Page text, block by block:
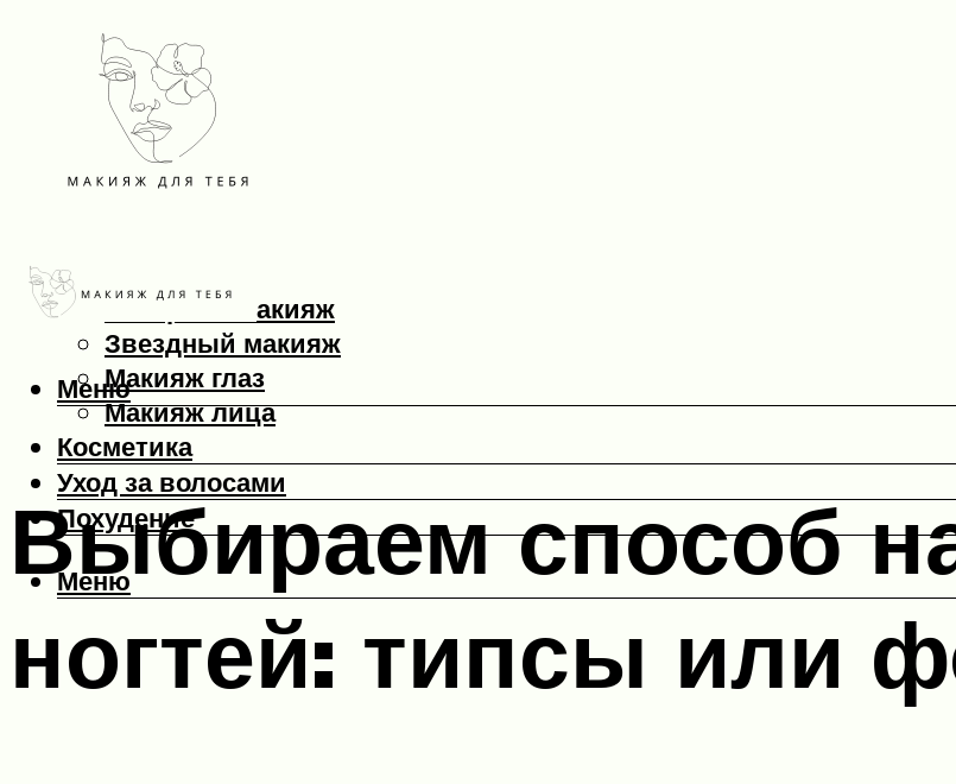
Макияж
Вечерний макияж
Звездный макияж
Макияж глаз
Макияж лица
Косметика
Уход за волосами
Похудение
Меню
Меню
Выбираем способ
ногтей: типсы или